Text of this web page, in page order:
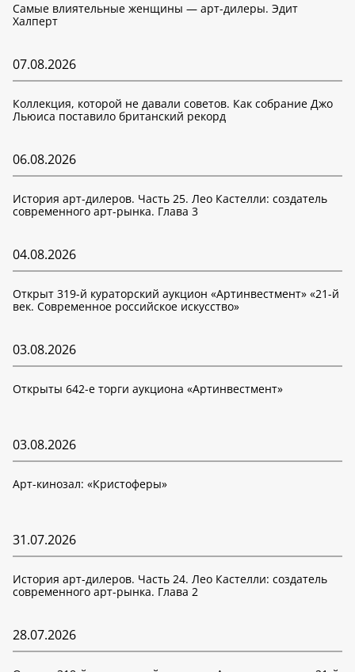
Самые влиятельные женщины — арт-дилеры. Эдит
Халперт
07.08.2026
Коллекция, которой не давали советов. Как собрание Джо
Льюиса поставило британский рекорд
06.08.2026
История арт-дилеров. Часть 25. Лео Кастелли: создатель
современного арт-рынка. Глава 3
04.08.2026
Открыт 319-й кураторский аукцион «Артинвестмент» «21-й
век. Современное российское искусство»
03.08.2026
Открыты 642-е торги аукциона «Артинвестмент»
03.08.2026
Арт-кинозал: «Кристоферы»
31.07.2026
История арт-дилеров. Часть 24. Лео Кастелли: создатель
современного арт-рынка. Глава 2
28.07.2026